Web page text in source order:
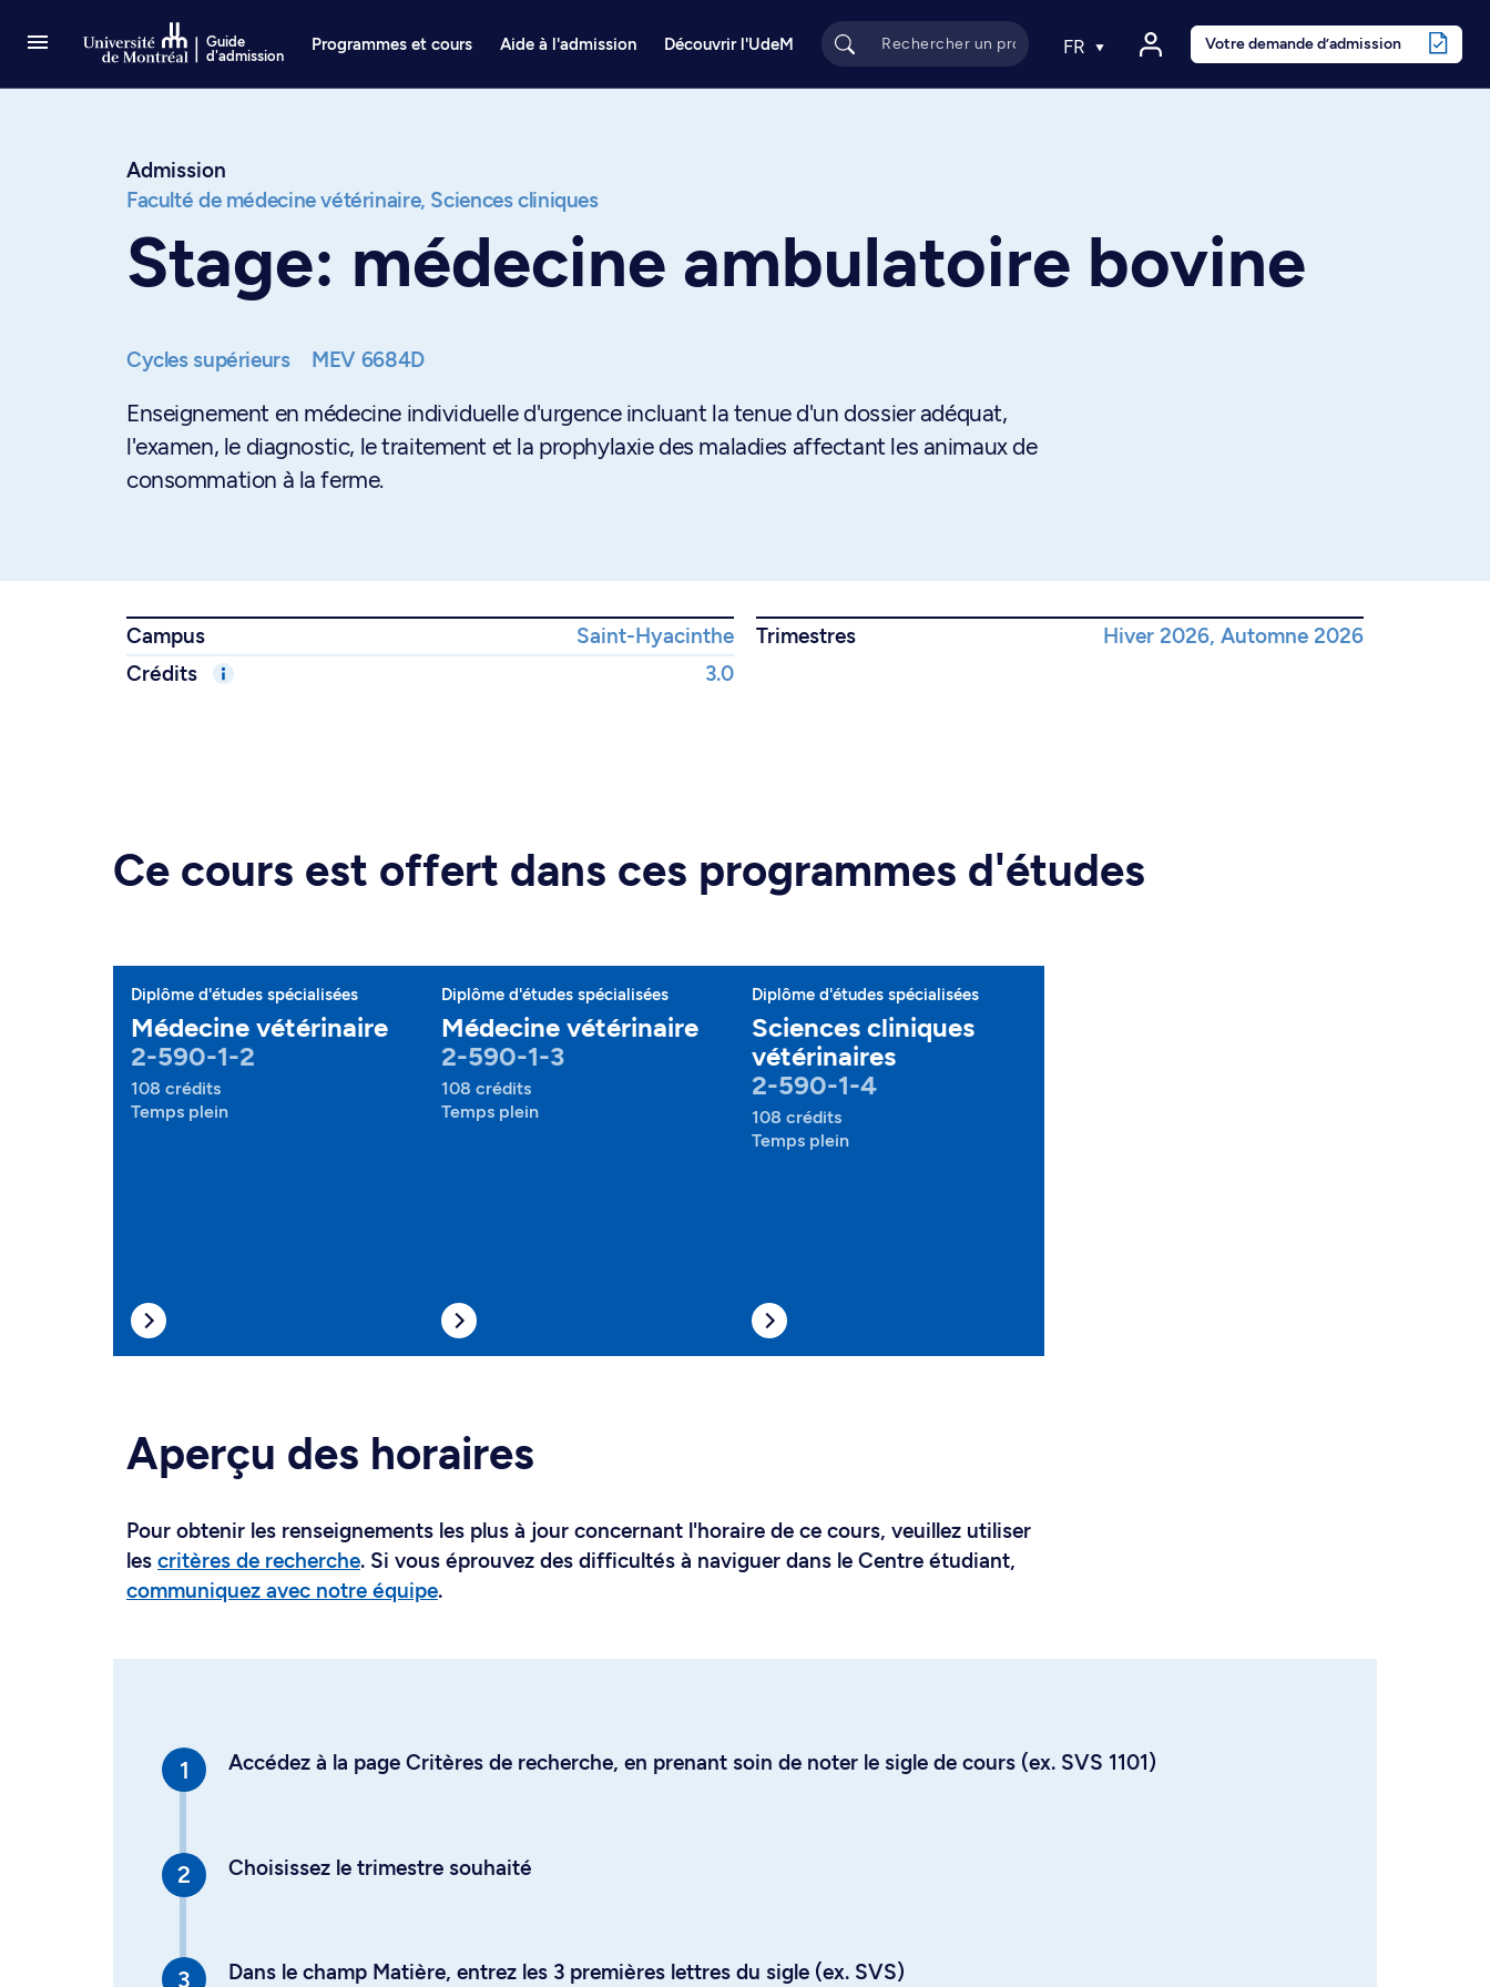
Guide
d'admission
Programmes et cours Aide à l'admission Découvrir l'UdeM FR Votre demande d’admission
Admission
Faculté de médecine vétérinaire, Sciences cliniques
Stage: médecine ambulatoire bovine
Cycles supérieurs MEV 6684D
Enseignement en médecine individuelle d'urgence incluant la tenue d'un dossier adéquat,
l'examen, le diagnostic, le traitement et la prophylaxie des maladies affectant les animaux de
consommation à la ferme.
Campus Saint-Hyacinthe Trimestres
Hiver 2026, Automne 2026
Crédits
3.0
Ce cours est offert dans ces programmes d'études
Diplôme d'études spécialisées
Médecine vétérinaire
2-590-1-2
108 crédits
Temps plein
Diplôme d'études spécialisées
Médecine vétérinaire
2-590-1-3
108 crédits
Temps plein
Diplôme d'études spécialisées
Sciences cliniques
vétérinaires
2-590-1-4
108 crédits
Temps plein
Aperçu des horaires
Pour obtenir les renseignements les plus à jour concernant l'horaire de ce cours, veuillez utiliser
les critères de recherche. Si vous éprouvez des difficultés à naviguer dans le Centre étudiant,
communiquez avec notre équipe.
Accédez à la page Critères de recherche, en prenant soin de noter le sigle de cours (ex. SVS 1101)
Choisissez le trimestre souhaité
Dans le champ Matière, entrez les 3 premières lettres du sigle (ex. SVS)